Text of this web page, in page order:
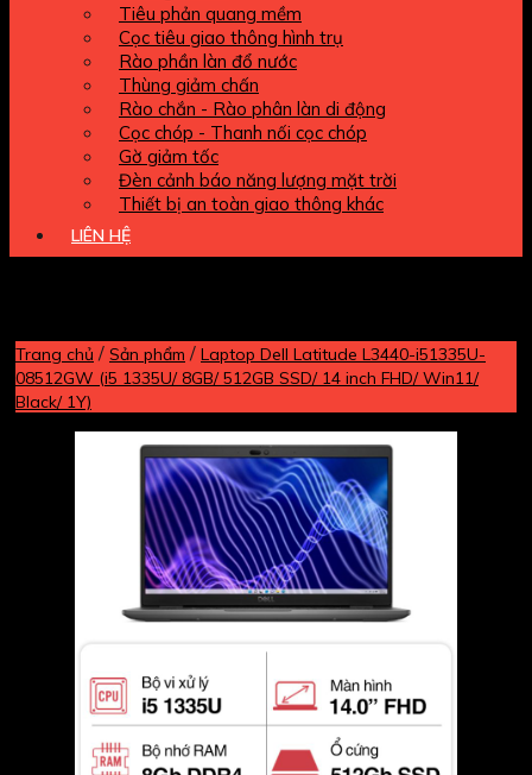
Tiêu phản quang mềm
Cọc tiêu giao thông hình trụ
Rào phần làn đổ nước
Thùng giảm chấn
Rào chắn - Rào phân làn di động
Cọc chóp - Thanh nối cọc chóp
Gờ giảm tốc
Đèn cảnh báo năng lượng mặt trời
Thiết bị an toàn giao thông khác
LIÊN HỆ
Trang chủ / Sản phẩm / Laptop Dell Latitude L3440-i51335U-
08512GW (i5 1335U/ 8GB/ 512GB SSD/ 14 inch FHD/ Win11/
Black/ 1Y)